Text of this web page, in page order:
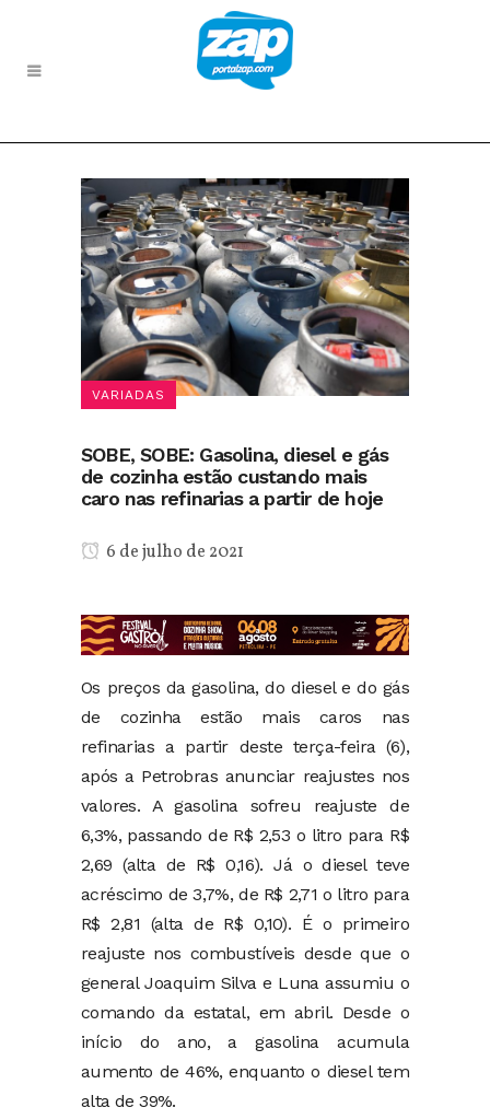
VARIADAS
SOBE, SOBE: Gasolina, diesel e gás
de cozinha estão custando mais
caro nas refinarias a partir de hoje
6 de julho de 2021
Os preços da gasolina, do diesel e do gás
de cozinha estão mais caros nas
refinarias a partir deste terça-feira (6),
após a Petrobras anunciar reajustes nos
valores. A gasolina sofreu reajuste de
6,3%, passando de R$ 2,53 o litro para R$
2,69 (alta de R$ 0,16). Já o diesel teve
acréscimo de 3,7%, de R$ 2,71 o litro para
R$ 2,81 (alta de R$ 0,10). É o primeiro
reajuste nos combustíveis desde que o
general Joaquim Silva e Luna assumiu o
comando da estatal, em abril. Desde o
início do ano, a gasolina acumula
aumento de 46%, enquanto o diesel tem
alta de 39%.